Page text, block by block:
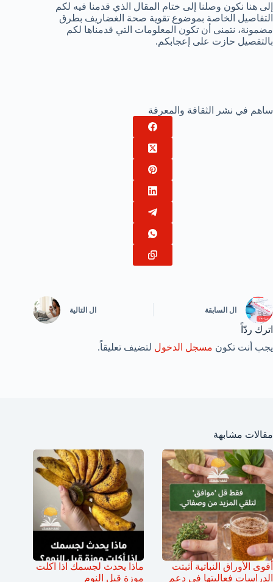
إلى هنا نكون وصلنا إلى ختام المقال الذي قدمنا فيه لكم
التفاصيل الخاصة بموضوع تقوية صحة الغضاريف بطرق
مضمونة، نتمنى أن تكون المعلومات التي قدمناها لكم
بالتفصيل حازت على إعجابكم.
ساهم في نشر الثقافة والمعرفة
ال السابقة ال التالية
اترك ردّاً
يجب أنت تكون مسجل الدخول لتضيف تعليقاً.
مقالات مشابهة
أقوى الأوراق النباتية أثبتت
الدراسات فعاليتها في دعم
ماذا يحدث لجسمك اذا اكلت
موزة قبل النوم